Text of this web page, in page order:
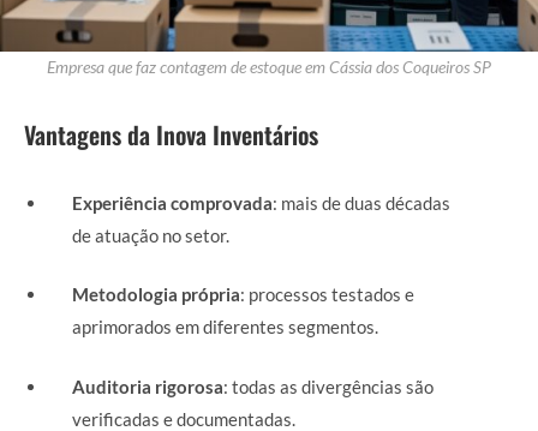
Empresa que faz contagem de estoque em Cássia dos Coqueiros SP
Vantagens da Inova Inventários
Experiência comprovada: mais de duas décadas
de atuação no setor.
Metodologia própria: processos testados e
aprimorados em diferentes segmentos.
Auditoria rigorosa: todas as divergências são
verificadas e documentadas.